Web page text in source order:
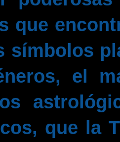
que
símbolos
el
que la